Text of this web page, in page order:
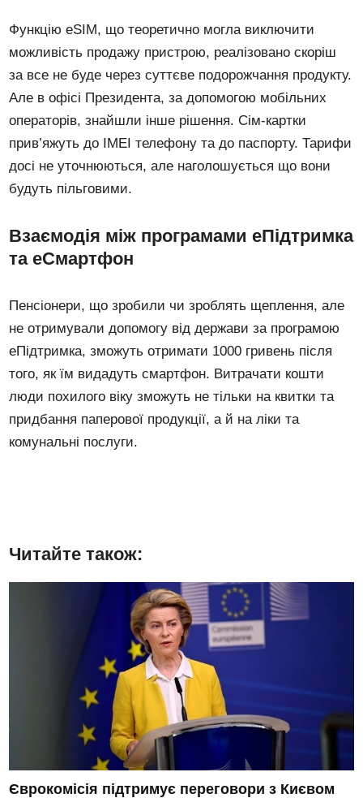
Функцію eSIM, що теоретично могла виключити
можливість продажу пристрою, реалізовано скоріш
за все не буде через суттєве подорожчання продукту.
Але в офісі Президента, за допомогою мобільних
операторів, знайшли інше рішення. Сім-картки
прив’яжуть до IMEI телефону та до паспорту. Тарифи
досі не уточнюються, але наголошується що вони
будуть пільговими.
Взаємодія між програмами eПідтримка
та еСмартфон
Пенсіонери, що зробили чи зроблять щеплення, але
не отримували допомогу від держави за програмою
еПідтримка, зможуть отримати 1000 гривень після
того, як їм видадуть смартфон. Витрачати кошти
люди похилого віку зможуть не тільки на квитки та
придбання паперової продукції, а й на ліки та
комунальні послуги.
Читайте також:
Єврокомісія підтримує переговори з Києвом